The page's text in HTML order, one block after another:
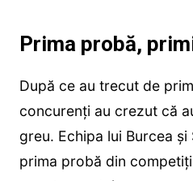
Prima probă,
După ce au trecut de
concurenți au crezut că
greu. Echipa lui Burcea
prima probă din